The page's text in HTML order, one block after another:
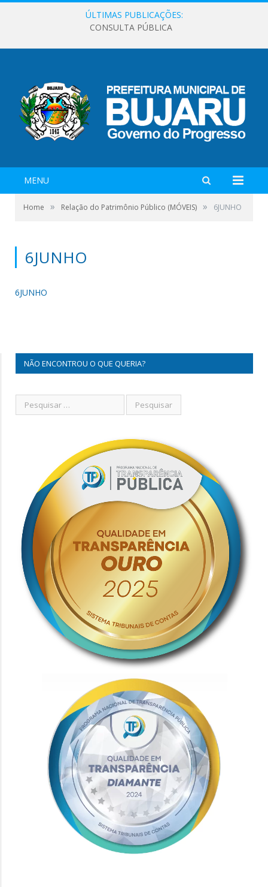
ÚLTIMAS PUBLICAÇÕES:
CONSULTA PÚBLICA
MENU
Home » Relação do Patrimônio Público (MÓVEIS) » 6JUNHO
6JUNHO
6JUNHO
NÃO ENCONTROU O QUE QUERIA?